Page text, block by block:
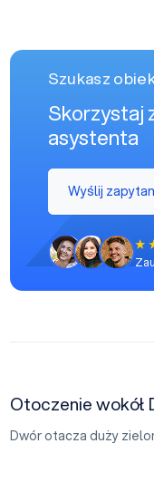
Szukasz
Skorzystaj
asystenta
Wyślij
Otoczenie wokół
Dwór otacza duży